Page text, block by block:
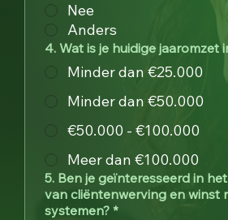
Nee
Anders
4. Wat is je huidige jaaromzet
Minder dan €25.000
Minder dan €50.000
€50.000 - €100.000
Meer dan €100.000
5. Ben je geïnteresseerd in
van cliëntenwerving en winst
systemen? *